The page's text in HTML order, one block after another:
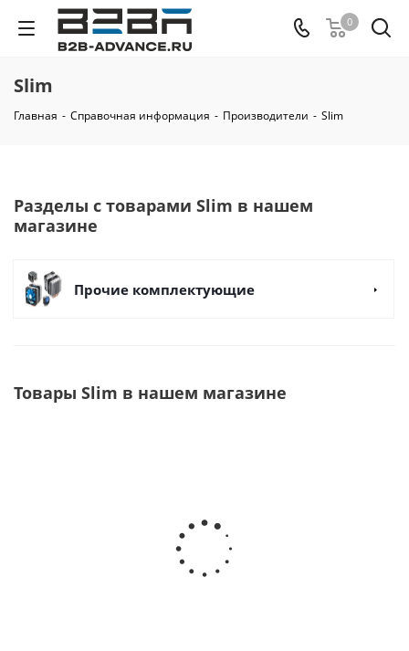
0
Slim
Главная - Справочная информация - Производители - Slim
Разделы с товарами Slim в нашем
магазине
Прочие комплектующие
Товары Slim в нашем магазине